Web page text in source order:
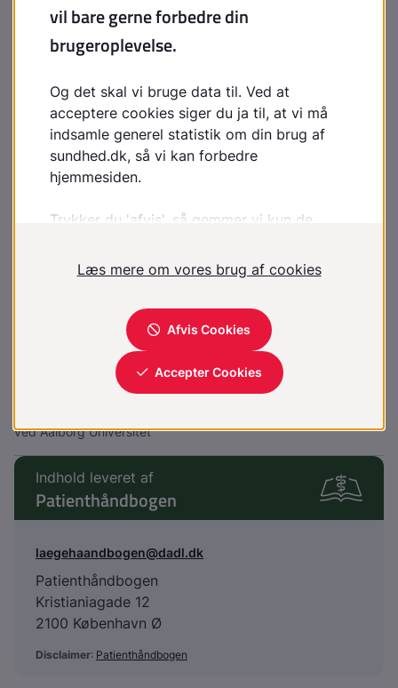
visse infektionslignende sygdomme
under behandling med visse typer medicin, fx
Meget lave værdier (< 0,5 mmol/L) tyder på arvelig
sygdom, og det vil som regel også medføre en
nærmere undersøgelse.
Vil du vide mere
Kilder
Fagmedarbejdere
Cheflæge, Klinisk biokemisk afdeling, Hospitalsenheden Vest
Jette Kolding Kristensen
ved Aalborg Universitet
Indhold leveret af
Patienthåndbogen
laegehaandbogen@dadl.dk
Patienthåndbogen
Kristianiagade 12
2100 København Ø
Disclaimer: Patienthåndbogen